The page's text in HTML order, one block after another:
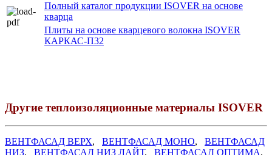
Полный каталог продукции ISOVER на основе
кварца
Плиты на основе кварцевого волокна ISOVER
КАРКАС-П32
Другие теплоизоляционные материалы ISOVER
ВЕНТФАСАД ВЕРХ, ВЕНТФАСАД МОНО, ВЕНТФАСАД
НИЗ, ВЕНТФАСАД НИЗ ЛАЙТ, ВЕНТФАСАД ОПТИМА,